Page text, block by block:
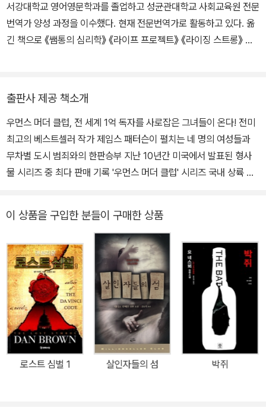
부 이상 판매되었고 이탈리아와 스페인, 러시아 등 7개국에 판권이
수출되었습니다. 책에 대한 지칠 줄 모르는 열정으로 ‘지미 패터슨’이
라는 어린이책 출판사를 열었습니다. 어린이들이 계속 더 읽고 싶어
했고, 21개 대학의 400명이 넘는 교사와 작가에게 장학금을 주었습
러를 기부했습니다.
서강대학교 영어영문학과를 졸업하고 성균관대학교 사회교육원 전문
번역가 양성 과정을 이수했다. 현재 전문번역가로 활동하고 있다. 옮
긴 책으로 《쌤통의 심리학》 《라이프 프로젝트》 《라이징 스트롱》 등
출판사 제공 책소개
우먼스 머더 클럽, 전 세계 1억 독자를 사로잡은 그녀들이 온다! 전미
최고의 베스트셀러 작가 제임스 패터슨이 펼치는 네 명의 여성들과
무차별 도시 범죄와의 한판승부 지난 10년간 미국에서 발표된 형사
물 시리즈 중 최다 판매 기록 '우먼스 머더 클럽' 시리즈 국내 상륙 연
유하고 있는 명실 공한 최고의 인기 작가 제임스 패터슨. 크라임 스릴
러부터 판타지, 로맨스, 역사, 아동물까지 다양한 분야의 픽션과 논픽
션을 써내며 뉴욕 타임스 베스트셀러 리스트에 총 39편을, 1위에 무
려 19편의 작품을 올렸던 패터슨은 연간 5천만 불 이상의 수입을 올
리는 초유의 베스트셀러 작가다. 해마다 미국에서만 1천만 부 이상이
판매되는 패터슨의 작품 중 가장 큰 인기를 누리고 있는 것이 바로 범
죄심리학자 '알렉스 크로스 시리즈'와 '우먼스 머더 클럽 시리즈'이다.
최근 미국의 한 조사에 따르면 이 두 시리즈는 지난 10년간 미국에서
발표된 형사물 시리즈 중 각각 최다 판매 1위와 2위를 기록하며 그 인
기를 검증받기도 했다. 이러한 패터슨의 '우먼스 머더 클럽'은 2001
이 상품을 구입한 분들이 구매한 상품
로스트 심벌 1 살인자들의 섬 박쥐